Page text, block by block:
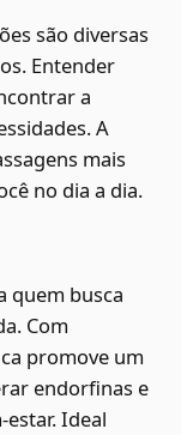
são diversas
Entender
a
A
mais
no dia a dia.
quem busca
Com
promove um
endorfinas e
Ideal